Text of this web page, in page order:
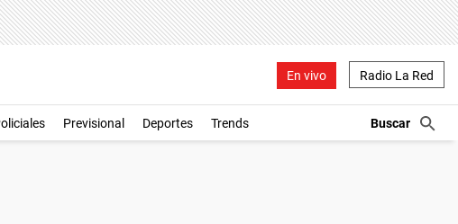
En vivo Radio La Red
Previsional Deportes Trends